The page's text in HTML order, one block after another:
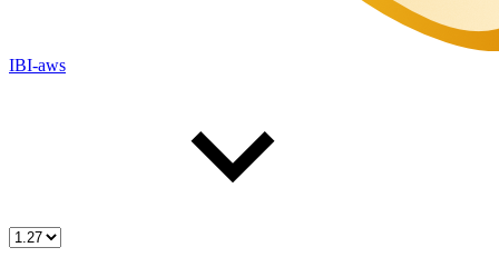
IBI-aws